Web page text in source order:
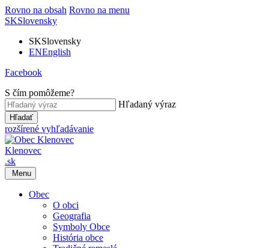
Rovno na obsah Rovno na menu
SKSlovensky
SKSlovensky
ENEnglish
Facebook
S čím pomôžeme?
Hľadaný výraz
Hľadať
rozšírené vyhľadávanie
Klenovec
.sk
Menu
Obec
O obci
Geografia
Symboly Obce
História obce